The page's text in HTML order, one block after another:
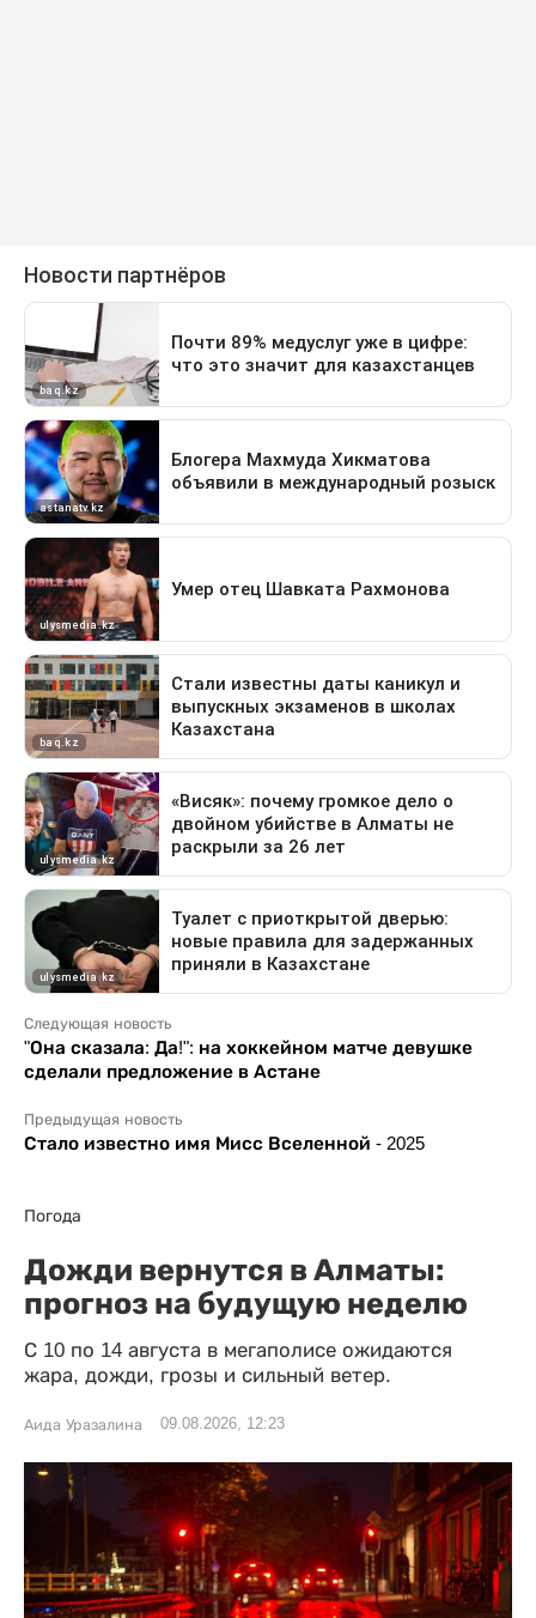
Следующая новость
"Она сказала: Да!": на хоккейном матче девушке
сделали предложение в Астане
Предыдущая новость
Стало известно имя Мисс Вселенной - 2025
Погода
Дожди вернутся в Алматы:
прогноз на будущую неделю
С 10 по 14 августа в мегаполисе ожидаются
жара, дожди, грозы и сильный ветер.
Аида Уразалина 09.08.2026, 12:23